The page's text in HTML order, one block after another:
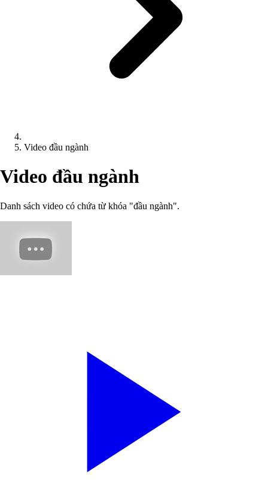
Video đầu ngành
Video đầu ngành
Danh sách video có chứa từ khóa "đầu ngành".